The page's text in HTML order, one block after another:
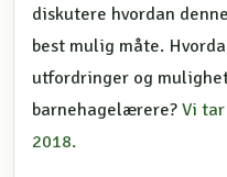
diskutere hvordan
best mulig måte.
utfordringer og
barnehagelærere? Vi
2018.